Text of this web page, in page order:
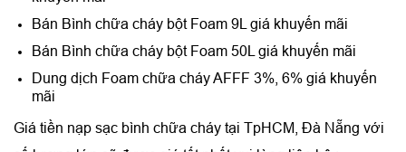
Bán Bình chữa cháy bột Foam 9L giá khuyến mãi
Bán Bình chữa cháy bột Foam 50L giá khuyến mãi
Dung dịch Foam chữa cháy AFFF 3%, 6% giá khuyến
mãi
Giá tiền nạp sạc bình chữa cháy tại TpHCM, Đà Nẵng với